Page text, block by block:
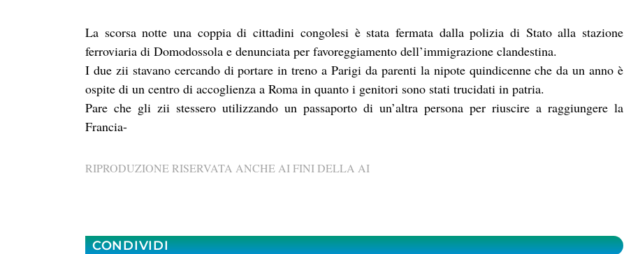
La scorsa notte una coppia di cittadini congolesi è stata fermata dalla polizia di Stato alla stazione
ferroviaria di Domodossola e denunciata per favoreggiamento dell’immigrazione clandestina.
I due zii stavano cercando di portare in treno a Parigi da parenti la nipote quindicenne che da un anno è
ospite di un centro di accoglienza a Roma in quanto i genitori sono stati trucidati in patria.
Pare che gli zii stessero utilizzando un passaporto di un’altra persona per riuscire a raggiungere la
Francia-
RIPRODUZIONE RISERVATA ANCHE AI FINI DELLA AI
CONDIVIDI